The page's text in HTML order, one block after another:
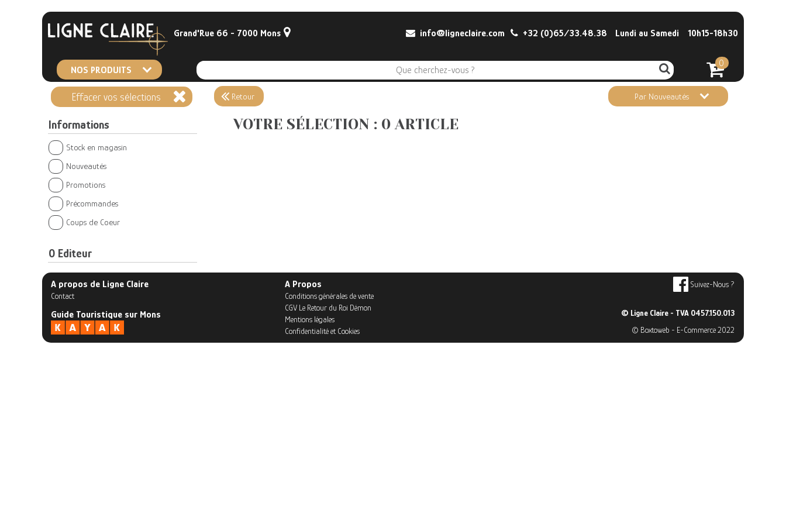
Grand'Rue 66 - 7000 Mons 10h15-18h30
Lundi au Samedi
+32 (0)65/33.48.38
info@ligneclaire.com
NOS PRODUITS
0
Effacer vos sélections
Informations
Stock en magasin
Nouveautés
Promotions
Précommandes
Coups de Coeur
0 Editeur
Retour Par Nouveautés
VOTRE SÉLECTION : 0 ARTICLE
A propos de Ligne Claire
Contact
Guide Touristique sur Mons
A Propos
Conditions générales de vente
CGV Le Retour du Roi Démon
Mentions légales
Confidentialité et Cookies
Suivez-Nous ?
© Ligne Claire - TVA 0457.150.013
© Boxtoweb - E-Commerce 2022